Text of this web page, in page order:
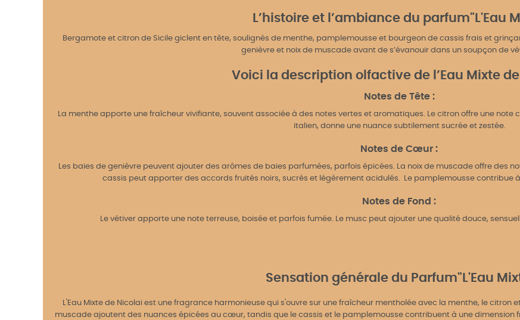
L’histoire et l’ambiance du parfum"L'Eau
Bergamote et citron de Sicile giclent en tête, soulignés de menthe, pamplemousse et bourgeon de cassis frais et
genièvre et noix de muscade avant de s’évanouir dans un soupçon de
Voici la description olfactive de l’Eau Mixte
Notes de Tête :
La menthe apporte une fraîcheur vivifiante, souvent associée à des notes vertes et aromatiques. Le citron offre une
italien, donne une nuance subtilement sucrée et zestée.
Notes de Cœur :
Les baies de genièvre peuvent ajouter des arômes de baies parfumées, parfois épicées. La noix de muscade offre des
cassis peut apporter des accords fruités noirs, sucrés et légèrement acidulés. Le pamplemousse contribue
Notes de Fond :
Le vétiver apporte une note terreuse, boisée et parfois fumée. Le musc peut ajouter une qualité douce,
Sensation générale du Parfum"L'Eau
L'Eau Mixte de Nicolai est une fragrance harmonieuse qui s'ouvre sur une fraîcheur mentholée avec la menthe, le citron
muscade ajoutent des nuances épicées au cœur, tandis que le cassis et le pamplemousse contribuent à une dimension